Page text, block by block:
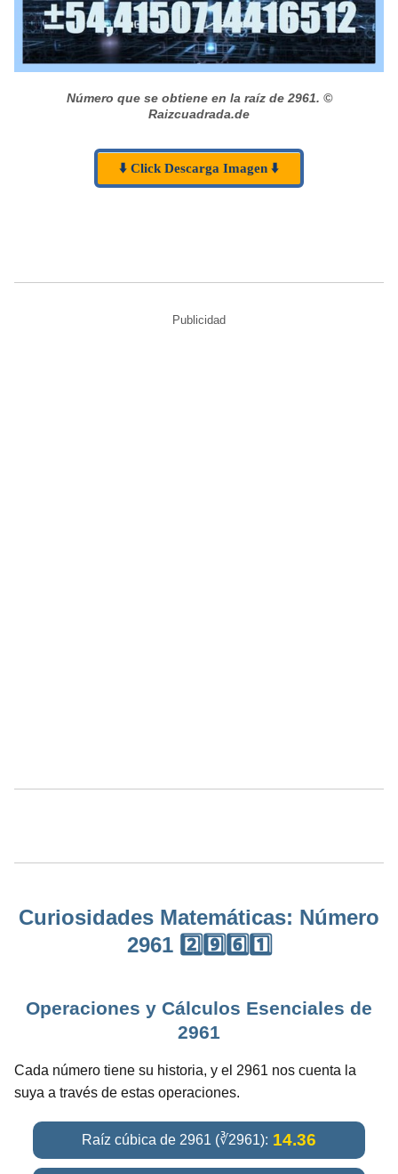
Número que se obtiene en la raíz de 2961. ©
Raizcuadrada.de
⬇️ Click Descarga Imagen ⬇️
Publicidad
Curiosidades Matemáticas: Número
2961 2️⃣9️⃣6️⃣1️⃣
Operaciones y Cálculos Esenciales de
2961
Cada número tiene su historia, y el 2961 nos cuenta la
suya a través de estas operaciones.
Raíz cúbica de 2961 (∛2961): 14.36